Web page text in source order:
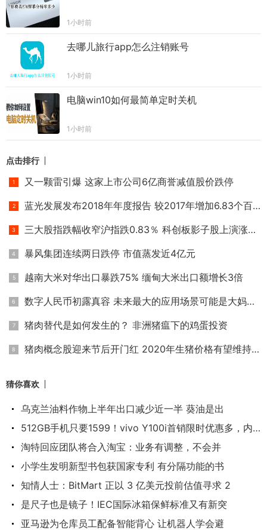
1小时前
去哪儿旅行app怎么注销账号
1小时前
电脑win10如何最简单定时关机
1小时前
点击排行
又一颗雷引爆 这家上市公司6亿商誉减值股价跌停
蓝光发展发布2018年年度报告 较2017年增加6.83个百分点
三大股指跌幅收窄沪指跌0.83％ 科创板影子股上演涨停潮
暴风集团连续两日跌停 市值蒸发近4亿元
越南大米对华出口暴跌75% 缅甸大米出口额增长3倍
数字人民币初露真容 未来最大的应用场景可能是大妈买菜
猪肉替代是如何发生的？ 非洲猪瘟下的鸡蛋投资
猪肉概念股迎来节后开门红 2020年生猪价格有望维持高位
猜你喜欢
乌克兰油料作物上半年出口减少近一半 葵油是出
512GB手机只要1599！vivo Y100i首销限时优惠多，内置
淘特回应团队将合入淘宝：业务有调整，不会并
小学生发明新型书包获国家专利 有分隔功能的书
知情人士：BitMart 正以 3 亿美元投前估值寻求 2
是尺子也是镜子！IEC国际冰箱保鲜标准又有新突
亚马逊为仓库员工配备智能背心 让机器人学会避